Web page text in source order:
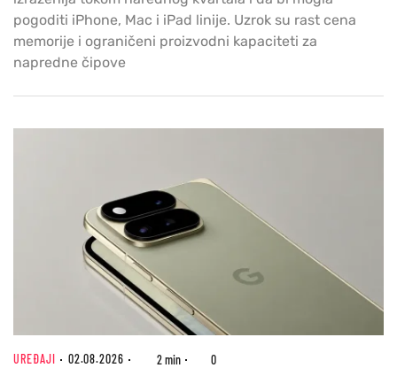
pogoditi iPhone, Mac i iPad linije. Uzrok su rast cena
memorije i ograničeni proizvodni kapaciteti za
napredne čipove
UREĐAJI 02.08.2026 2 min 0